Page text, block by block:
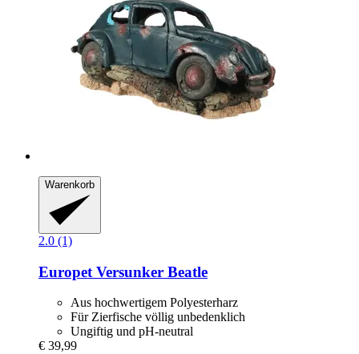
Warenkorb
2.0 (1)
Europet Versunker Beatle
Aus hochwertigem Polyesterharz
Für Zierfische völlig unbedenklich
Ungiftig und pH-neutral
€ 39,99